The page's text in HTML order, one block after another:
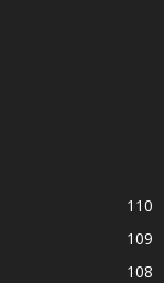
110
109
108